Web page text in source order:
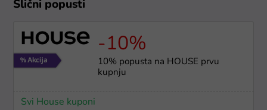
Slični popusti
-10%
10% popusta na HOUSE prvu
kupnju
Svi House kuponi